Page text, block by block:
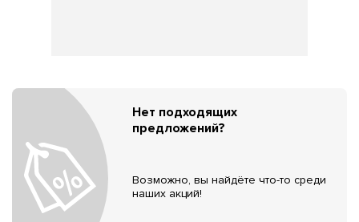
Нет подходящих
предложений?
Возможно, вы найдёте что-то среди
наших акций!